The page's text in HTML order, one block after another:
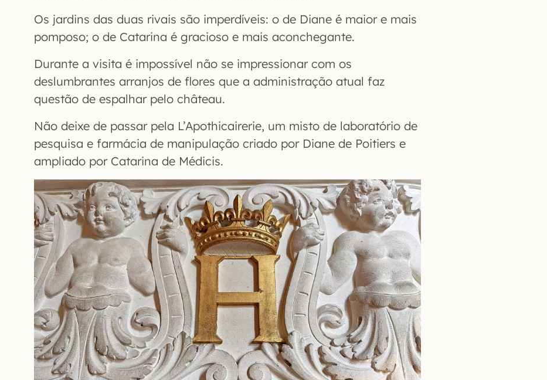
Os jardins das duas rivais são imperdíveis: o de Diane é maior e mais
pomposo; o de Catarina é gracioso e mais aconchegante.
Durante a visita é impossível não se impressionar com os
deslumbrantes arranjos de flores que a administração atual faz
questão de espalhar pelo château.
Não deixe de passar pela L’Apothicairerie, um misto de laboratório de
pesquisa e farmácia de manipulação criado por Diane de Poitiers e
ampliado por Catarina de Médicis.